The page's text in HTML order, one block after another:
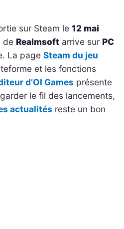
sur Steam le 12 mai
de Realmsoftarrive sur PC
La page Steam du jeu
et les fonctions
d’OI Games présente
le fil des lancements,
actualités reste un bon